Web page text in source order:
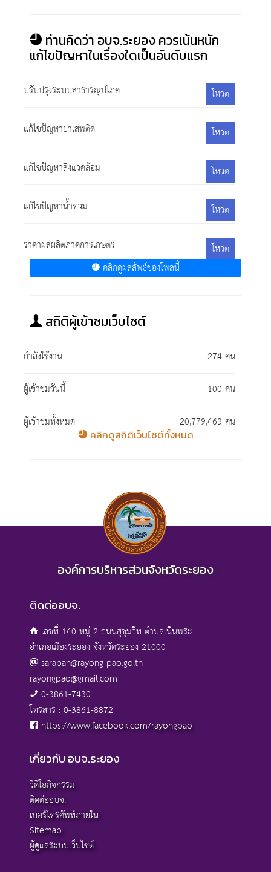
ท่านคิดว่า อบจ.ระยอง ควรเน้นหนัก
แก้ไขปัญหาในเรื่องใดเป็นอันดับแรก
ปรับปรุงระบบสาธารณูปโภค โหวต
แก้ไขปัญหายาเสพติด โหวต
แก้ไขปัญหาสิ่งแวดล้อม โหวต
แก้ไขปัญหาน้ำท่วม โหวต
ราคาผลผลิตภาคการเกษตร
โหวต
คลิกดูผลลัพธ์ของโพลนี้
สถิติผู้เข้าชมเว็บไซต์
กำลังใช้งาน
274 คน
ผู้เข้าชมวันนี้
100 คน
ผู้เข้าชมทั้งหมด
20,779,463 คน
คลิกดูสถิติเว็บไซต์ทั้งหมด
องค์การบริหารส่วนจังหวัดระยอง
ติดต่ออบจ.
เลขที่ 140 หมู่ 2 ถนนสุขุมวิท ตำบลเนินพระ
อำเภอเมืองระยอง จังหวัดระยอง 21000
saraban@rayong-pao.go.th
rayongpao@gmail.com
0-3861-7430
โทรสาร : 0-3861-8872
https://www.facebook.com/rayongpao
เกี่ยวกับ อบจ.ระยอง
วิดีโอกิจกรรม
ติดต่ออบจ.
เบอร์โทรศัพท์ภายใน
Sitemap
ผู้ดูแลระบบเว็บไซต์